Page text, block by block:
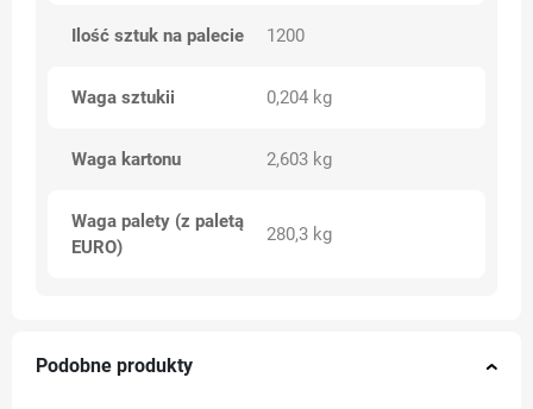
Ilość sztuk na palecie 1200
Waga sztukii 0,204 kg
Waga kartonu 2,603 kg
Waga palety (z paletą
EURO)
280,3 kg
Podobne produkty